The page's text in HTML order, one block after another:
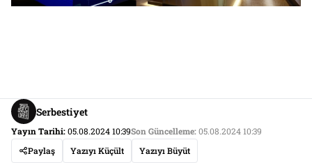
Serbestiyet
Yayın Tarihi:05.08.2024 10:39Son Güncelleme:05.08.2024 10:39
Paylaş
Yazıyı Küçült Yazıyı Büyüt